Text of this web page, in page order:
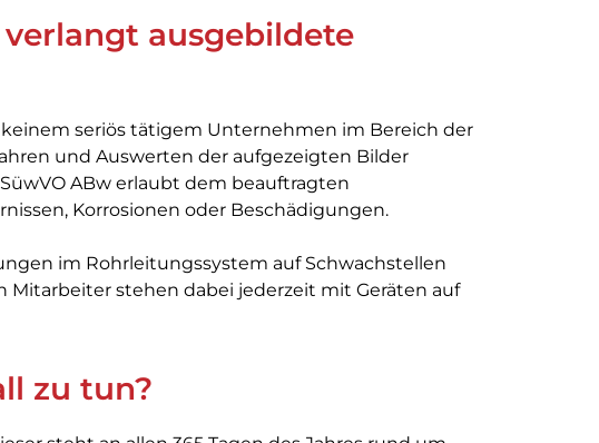
ausgebildete
seriös tätigem Unternehmen im Bereich der
und Auswerten der aufgezeigten Bilder
ABw erlaubt dem beauftragten
Korrosionen oder Beschädigungen.
im Rohrleitungssystem auf Schwachstellen
Mitarbeiter stehen dabei jederzeit mit Geräten auf
zu tun?